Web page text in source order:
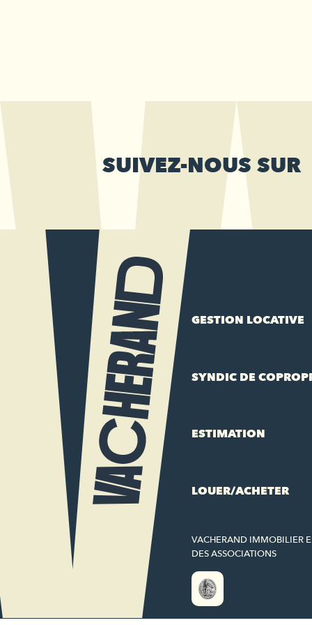
SUIVEZ-NOUS SUR
GESTION LOCATIVE
SYNDIC DE
ESTIMATION
LOUER/ACHETER
VACHERAND IMMOBILIER
DES ASSOCIATIONS